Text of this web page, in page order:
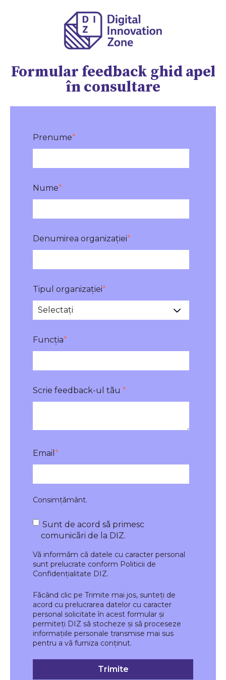
Formular feedback ghid apel
în consultare
Prenume*
Nume*
Denumirea organizației*
Tipul organizației*
Funcția*
Scrie feedback-ul tău *
Email *
Consimțământ.
Sunt de acord să primesc
comunicări de la DIZ.
Vă informăm că datele cu caracter personal
sunt prelucrate conform Politicii de
Confidențialitate DIZ.
Făcând clic pe Trimite mai jos, sunteți de
acord cu prelucrarea datelor cu caracter
personal solicitate în acest formular și
permiteți DIZ să stocheze și să proceseze
informațiile personale transmise mai sus
pentru a vă furniza conținut.